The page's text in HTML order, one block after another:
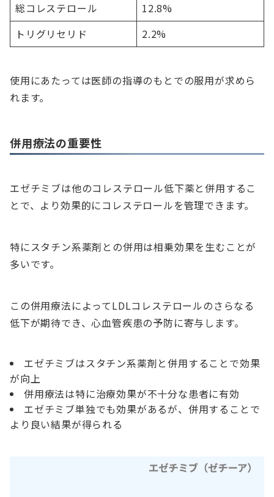
総コレステロール
12.8%
トリグリセリド
2.2%
使用にあたっては医師の指導のもとでの服用が求めら
れます。
併用療法の重要性
エゼチミブは他のコレステロール低下薬と併用するこ
とで、より効果的にコレステロールを管理できます。
特にスタチン系薬剤との併用は相乗効果を生むことが
多いです。
この併用療法によってLDLコレステロールのさらなる
低下が期待でき、心血管疾患の予防に寄与します。
エゼチミブはスタチン系薬剤と併用することで効果
が向上
併用療法は特に治療効果が不十分な患者に有効
エゼチミブ単独でも効果があるが、併用することで
より良い結果が得られる